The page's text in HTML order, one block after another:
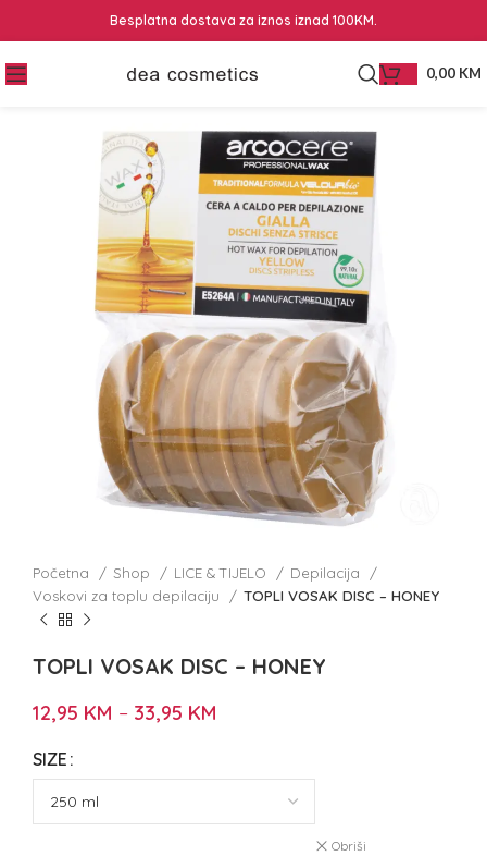
Besplatna dostava za iznos iznad 100KM.
0,00 KM
Početna Shop LICE & TIJELO
Depilacija
Voskovi za toplu depilaciju
TOPLI VOSAK DISC – HONEY
TOPLI VOSAK DISC – HONEY
12,95 KM – 33,95 KM
SIZE
Obriši